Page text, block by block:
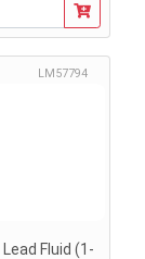
LM57794
Fluid (1-